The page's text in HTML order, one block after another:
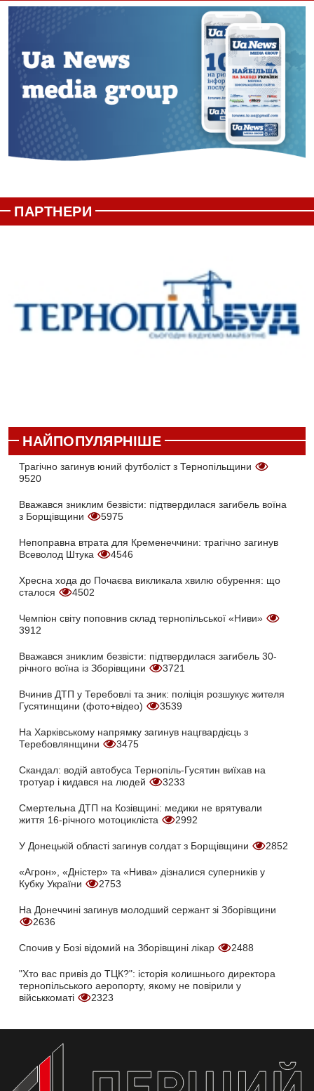
ПАРТНЕРИ
НАЙПОПУЛЯРНІШЕ
Трагічно загинув юний футболіст з Тернопільщини
9520
Вважався зниклим безвісти: підтвердилася загибель воїна
з Борщівщини
5975
Непоправна втрата для Кременеччини: трагічно загинув
Всеволод Штука
4546
Хресна хода до Почаєва викликала хвилю обурення: що
сталося
4502
Чемпіон світу поповнив склад тернопільської «Ниви»
3912
Вважався зниклим безвісти: підтвердилася загибель 30-
річного воїна із Зборівщини
3721
Вчинив ДТП у Теребовлі та зник: поліція розшукує жителя
Гусятинщини (фото+відео)
3539
На Харківському напрямку загинув нацгвардієць з
Теребовлянщини
3475
Скандал: водій автобуса Тернопіль-Гусятин виїхав на
тротуар і кидався на людей
3233
Смертельна ДТП на Козівщині: медики не врятували
життя 16-річного мотоцикліста
2992
У Донецькій області загинув солдат з Борщівщини 2852
«Агрон», «Дністер» та «Нива» дізналися суперників у
Кубку України
2753
На Донеччині загинув молодший сержант зі Зборівщини
2636
Спочив у Бозі відомий на Зборівщині лікар 2488
"Хто вас привіз до ТЦК?": історія колишнього директора
тернопільського аеропорту, якому не повірили у
військкоматі
2323